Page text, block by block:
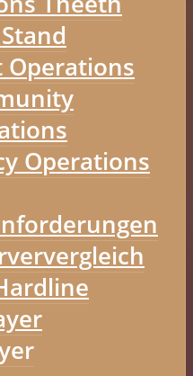
Operations
Operations